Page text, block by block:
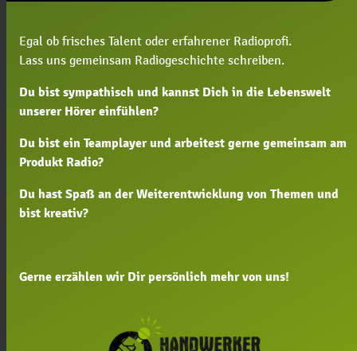
Egal ob frisches Talent oder erfahrener Radioprofi.
Lass uns gemeinsam Radiogeschichte schreiben.
Du bist sympathisch und kannst Dich in die Lebenswelt
unserer Hörer einfühlen?
Du bist ein Teamplayer und arbeitest gerne gemeinsam am
Produkt Radio?
Du hast Spaß an der Weiterentwicklung von Themen und
bist kreativ?
Gerne erzählen wir Dir persönlich mehr von uns!